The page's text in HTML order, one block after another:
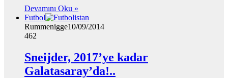
Devamını Oku »
Futbol
Rummenigge10/09/2014
462
Sneijder, 2017’ye kadar
Galatasaray’da!..